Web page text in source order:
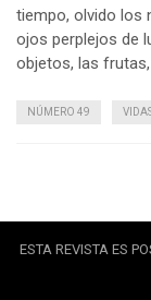
tiempo, olvido los
ojos perplejos de
objetos, las
NÚMERO 49
ESTA REVISTA ES